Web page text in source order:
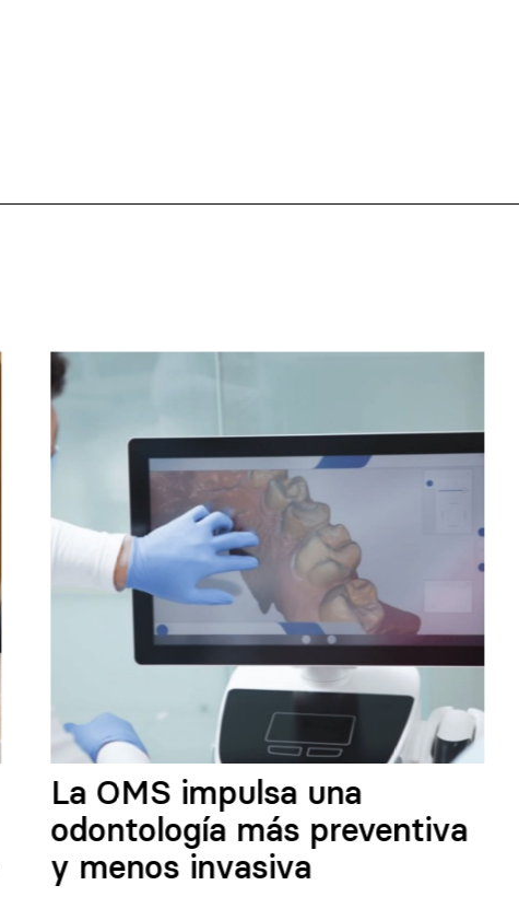
La OMS impulsa una
odontología más preventiva
y menos invasiva